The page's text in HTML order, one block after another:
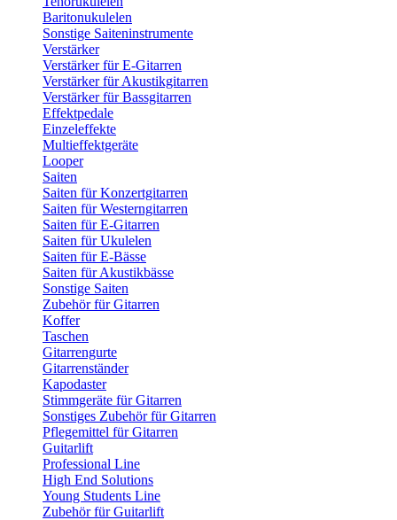
Baritonukulelen
Sonstige Saiteninstrumente
Verstärker
Verstärker für E-Gitarren
Verstärker für Akustikgitarren
Verstärker für Bassgitarren
Effektpedale
Einzeleffekte
Multieffektgeräte
Looper
Saiten
Saiten für Konzertgitarren
Saiten für Westerngitarren
Saiten für E-Gitarren
Saiten für Ukulelen
Saiten für E-Bässe
Saiten für Akustikbässe
Sonstige Saiten
Zubehör für Gitarren
Koffer
Taschen
Gitarrengurte
Gitarrenständer
Kapodaster
Stimmgeräte für Gitarren
Sonstiges Zubehör für Gitarren
Pflegemittel für Gitarren
Guitarlift
Professional Line
High End Solutions
Young Students Line
Zubehör für Guitarlift